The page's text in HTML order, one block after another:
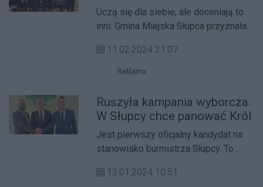
otrzymali stypendia
Uczą się dla siebie, ale doceniają to
inni. Gmina Miejska Słupca przyznała
11.02.2024 21:07
Reklama
Ruszyła kampania wyborcza.
W Słupcy chce panować Król
Jest pierwszy oficjalny kandydat na
stanowisko burmistrza Słupcy. To
Oświaty i Rozwoju Lokalnego w
13.01.2024 10:51